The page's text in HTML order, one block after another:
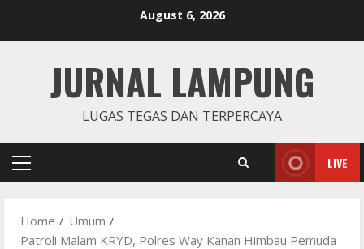
August 6, 2026
JURNAL LAMPUNG
LUGAS TEGAS DAN TERPERCAYA
Primary
LIVE
Home
Umum
Patroli Malam KRYD, Polres Way Kanan Himbau Pemuda